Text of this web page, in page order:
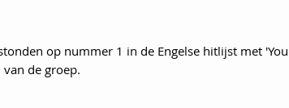
op nummer 1 in de Engelse hitlijst met
de groep.